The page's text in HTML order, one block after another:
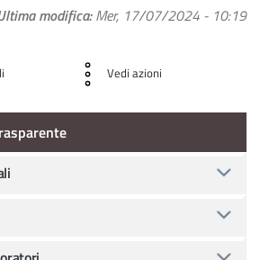
modifica Mer, 17/07/2024 - 10:19
Vedi azioni
Trasparente